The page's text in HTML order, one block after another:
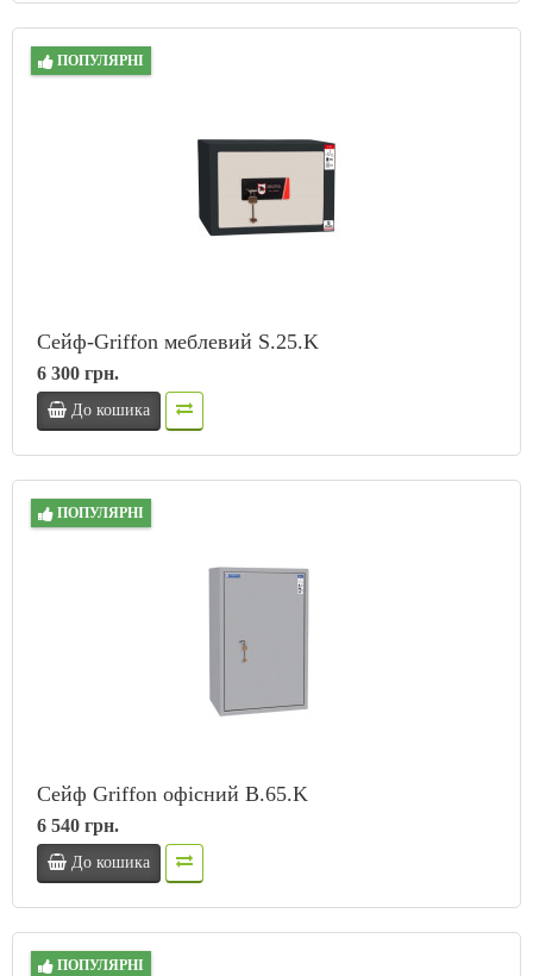
ПОПУЛЯРНІ
Сейф-Griffon меблевий S.25.K
6 300 грн.
До кошика
ПОПУЛЯРНІ
Сейф Griffon офісний B.65.K
6 540 грн.
До кошика
ПОПУЛЯРНІ